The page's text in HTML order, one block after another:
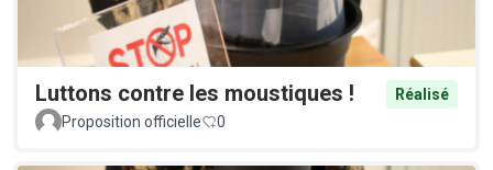
Luttons contre les moustiques !
Réalisé
Proposition officielle
0